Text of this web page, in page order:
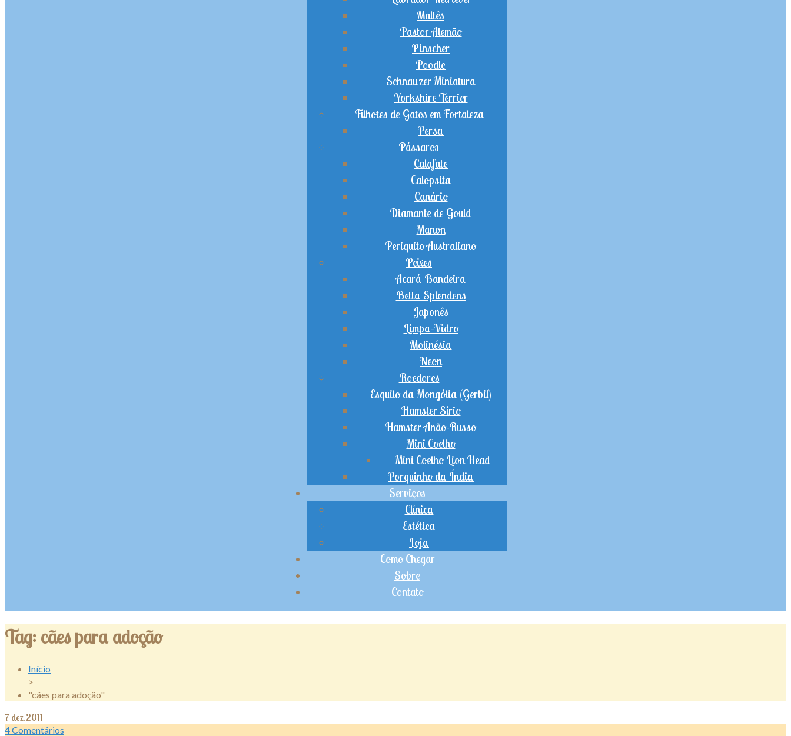
Maltês
Pastor Alemão
Pinscher
Poodle
Schnauzer Miniatura
Yorkshire Terrier
Filhotes de Gatos em Fortaleza
Persa
Pássaros
Calafate
Calopsita
Canário
Diamante de Gould
Manon
Periquito Australiano
Peixes
Acará Bandeira
Betta Splendens
Japonês
Limpa-Vidro
Molinésia
Neon
Roedores
Esquilo da Mongólia (Gerbil)
Hamster Sírio
Hamster Anão-Russo
Mini Coelho
Mini Coelho Lion Head
Porquinho da Índia
Serviços
Clínica
Estética
Loja
Como Chegar
Sobre
Contato
Tag: cães para adoção
Início
>
"cães para adoção"
7 dez.2011
4Comentários